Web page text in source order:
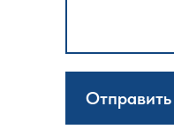
Отправить